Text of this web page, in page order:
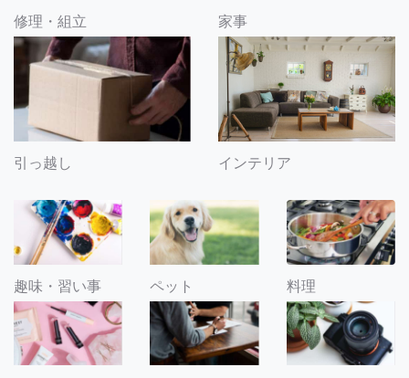
修理・組立 家事
引っ越し インテリア
趣味・習い事 ペット 料理